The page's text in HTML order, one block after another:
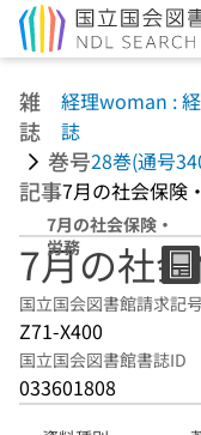
雑
誌
経理woman :
誌
巻号28巻(通号
記事7月の社会保険
7月の社会保険・
労務
7月の社
国立国会図書館請求記
Z71-X400
国立国会図書館書誌ID
033601808